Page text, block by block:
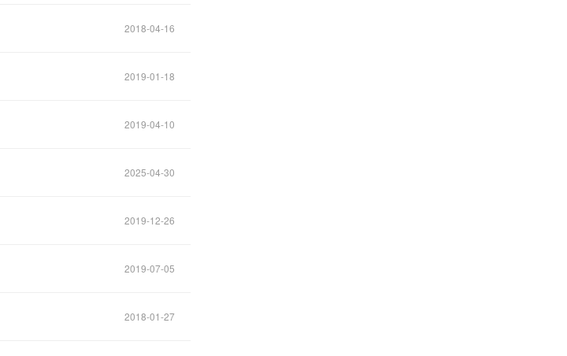
2018-04-16
2019-01-18
2019-04-10
2025-04-30
2019-12-26
2019-07-05
2018-01-27